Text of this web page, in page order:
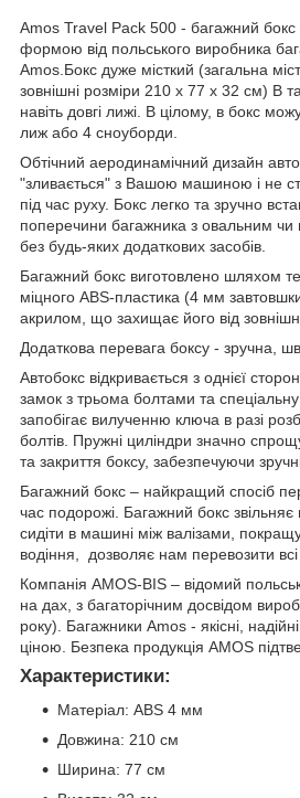
Amos Travel Pack 500 - багажний
формою від польського виробника
Amos.Бокс дуже місткий (загальна
зовнішні розміри 210 x 77 x 32 см) В
навіть довгі лижі. В цілому, в бокс
лиж або 4 сноуборди.
Обтічний аеродинамічний дизайн
"зливається" з Вашою машиною і не
під час руху. Бокс легко та зручно
поперечини багажника з овальним
без будь-яких додаткових засобів.
Багажний бокс виготовлено шляхом
міцного ABS-пластика (4 мм
акрилом, що захищає його від
Додаткова перевага боксу - зручна,
Автобокс відкривається з однієї
замок з трьома болтами та
запобігає вилученню ключа в разі
болтів. Пружні циліндри значно
та закриття боксу, забезпечуючи
Багажний бокс – найкращий спосіб
час подорожі. Багажний бокс звільняє
сидіти в машині між валізами,
водіння, дозволяє нам перевозити всі
Компанія AMOS-BIS – відомий
на дах, з багаторічним досвідом
року). Багажники Amos - якісні,
ціною. Безпека продукція AMOS
Характеристики:
Матеріал: ABS 4 мм
Довжина: 210 см
Ширина: 77 см